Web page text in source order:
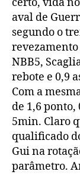
aval de
segundo o
revezamento
NBB5,
rebote e 0,9
Com a
de 1,6 ponto,
5min. Claro
qualificado
Gui na
parâmetro.